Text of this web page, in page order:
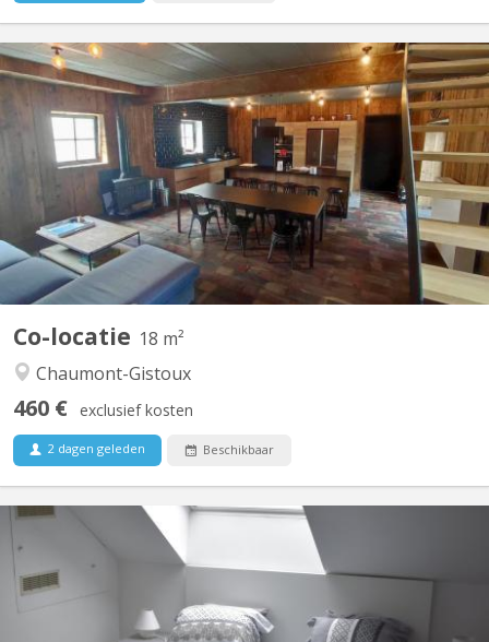
Co-locatie 18 m²
Chaumont-Gistoux
460 € exclusief kosten
2 dagen geleden Beschikbaar
KV 1961
A 10 minutes de LLN, 5 minutes du Domaine du Blé, 10 minutes
de Wavre : Magnifique maison en colocation comprenant 4
chambres, de grands espaces communs dont un salon de jeux,
une buanderie, une cuisine super équipée, un jardin et une très
grande terrasse dans un environnement verdoyant....
maison bourgeoise 3 niveaux : au rez le propriétaire colocataire,
au 1er et 2ème colocataires étudiants 230 m2 à disposition!! , 4
ch au 1er, 2 salles de bain , une salle de douche , 2 wc, au 2 ème